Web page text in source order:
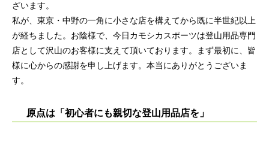
ざいます。
私が、東京・中野の一角に小さな店を構えてから既に半世紀以上
が経ちました。お陰様で、今日カモシカスポーツは登山用品専門
店として沢山のお客様に支えて頂いております。まず最初に、皆
様に心からの感謝を申し上げます。本当にありがとうございま
す。
原点は「初心者にも親切な登山用品店を」